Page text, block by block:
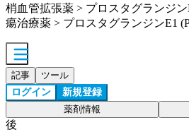
梢血管拡張薬 > プロスタグランジ
瘍治療薬 > プロスタグランジンE1
記事 ツール
ログイン 新規登録
薬剤情報
後